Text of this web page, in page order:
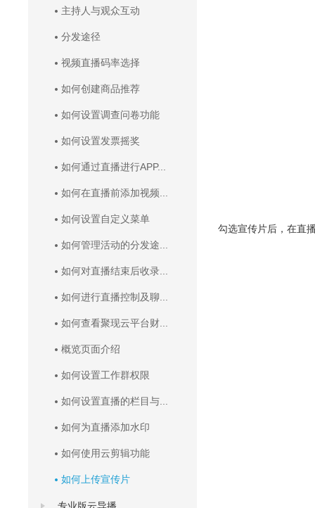
主持人与观众互动
分发途径
视频直播码率选择
如何创建商品推荐
如何设置调查问卷功能
如何设置发票摇奖
如何通过直播进行APP...
如何在直播前添加视频...
如何设置自定义菜单
如何管理活动的分发途...
如何对直播结束后收录...
如何进行直播控制及聊...
如何查看聚现云平台财...
概览页面介绍
如何设置工作群权限
如何设置直播的栏目与...
如何为直播添加水印
如何使用云剪辑功能
如何上传宣传片
勾选宣传片后，在直